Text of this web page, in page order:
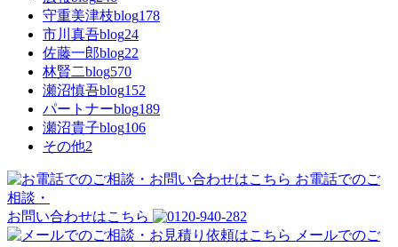
守重美津枝blog178
市川真吾blog24
佐藤一郎blog22
林賢二blog570
瀬沼慎吾blog152
パートナーblog189
瀬沼貴子blog106
その他2
お電話でのご
相談・
お問い合わせはこちら
メールでのご